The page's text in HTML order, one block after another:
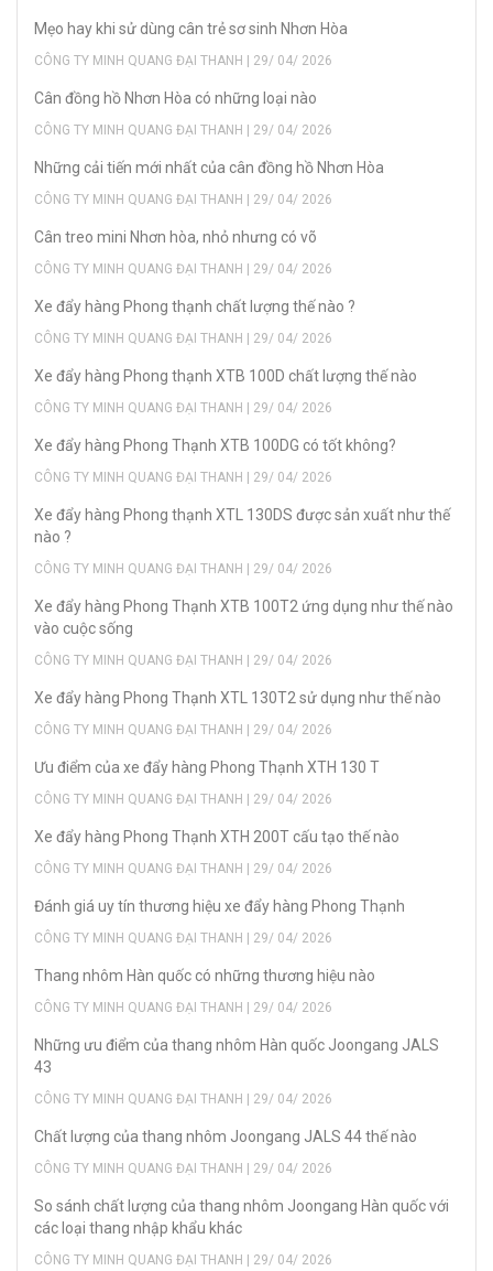
Mẹo hay khi sử dùng cân trẻ sơ sinh Nhơn Hòa
CÔNG TY MINH QUANG ĐẠI THANH | 29/ 04/ 2026
Cân đồng hồ Nhơn Hòa có những loại nào
CÔNG TY MINH QUANG ĐẠI THANH | 29/ 04/ 2026
Những cải tiến mới nhất của cân đồng hồ Nhơn Hòa
CÔNG TY MINH QUANG ĐẠI THANH | 29/ 04/ 2026
Cân treo mini Nhơn hòa, nhỏ nhưng có võ
CÔNG TY MINH QUANG ĐẠI THANH | 29/ 04/ 2026
Xe đẩy hàng Phong thạnh chất lượng thế nào ?
CÔNG TY MINH QUANG ĐẠI THANH | 29/ 04/ 2026
Xe đẩy hàng Phong thạnh XTB 100D chất lượng thế nào
CÔNG TY MINH QUANG ĐẠI THANH | 29/ 04/ 2026
Xe đẩy hàng Phong Thạnh XTB 100DG có tốt không?
CÔNG TY MINH QUANG ĐẠI THANH | 29/ 04/ 2026
Xe đẩy hàng Phong thạnh XTL 130DS được sản xuất như thế
nào ?
CÔNG TY MINH QUANG ĐẠI THANH | 29/ 04/ 2026
Xe đẩy hàng Phong Thạnh XTB 100T2 ứng dụng như thế nào
vào cuộc sống
CÔNG TY MINH QUANG ĐẠI THANH | 29/ 04/ 2026
Xe đẩy hàng Phong Thạnh XTL 130T2 sử dụng như thế nào
CÔNG TY MINH QUANG ĐẠI THANH | 29/ 04/ 2026
Ưu điểm của xe đẩy hàng Phong Thạnh XTH 130 T
CÔNG TY MINH QUANG ĐẠI THANH | 29/ 04/ 2026
Xe đẩy hàng Phong Thạnh XTH 200T cấu tạo thế nào
CÔNG TY MINH QUANG ĐẠI THANH | 29/ 04/ 2026
Đánh giá uy tín thương hiệu xe đẩy hàng Phong Thạnh
CÔNG TY MINH QUANG ĐẠI THANH | 29/ 04/ 2026
Thang nhôm Hàn quốc có những thương hiệu nào
CÔNG TY MINH QUANG ĐẠI THANH | 29/ 04/ 2026
Những ưu điểm của thang nhôm Hàn quốc Joongang JALS
43
CÔNG TY MINH QUANG ĐẠI THANH | 29/ 04/ 2026
Chất lượng của thang nhôm Joongang JALS 44 thế nào
CÔNG TY MINH QUANG ĐẠI THANH | 29/ 04/ 2026
So sánh chất lượng của thang nhôm Joongang Hàn quốc với
các loại thang nhập khẩu khác
CÔNG TY MINH QUANG ĐẠI THANH | 29/ 04/ 2026